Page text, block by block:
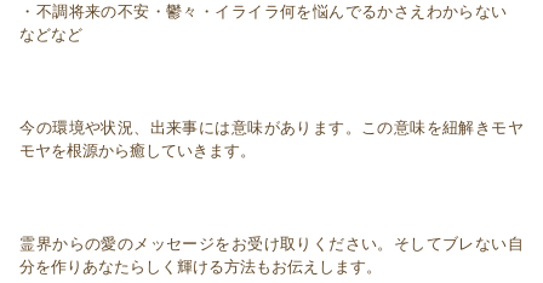
・不調将来の不安・鬱々・イライラ何を悩んでるかさえわからない
などなど
今の環境や状況、出来事には意味があります。この意味を紐解きモヤ
モヤを根源から癒していきます。
霊界からの愛のメッセージをお受け取りください。そしてブレない自
分を作りあなたらしく輝ける方法もお伝えします。